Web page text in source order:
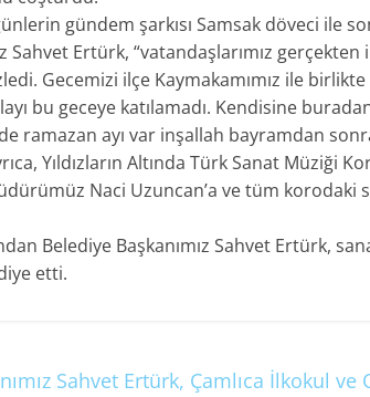
gündem şarkısı Samsak döveci ile
Sahvet Ertürk, “vatandaşlarımız
Gecemizi ilçe Kaymakamımız ile
bu geceye katılamadı. Kendisine
ramazan ayı var inşallah bayramdan
Yıldızların Altında Türk Sanat Müziği
Naci Uzuncan’a ve tüm korodaki
Belediye Başkanımız Sahvet Ertürk,
etti.
Sahvet Ertürk, Çamlıca İlkokul